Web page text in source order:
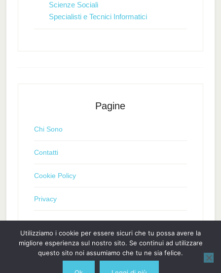
Scienze Sociali
Specialisti e Tecnici Informatici
Pagine
Chi Sono
Contatti
Cookie Policy
Privacy
Utilizziamo i cookie per essere sicuri che tu possa avere la
migliore esperienza sul nostro sito. Se continui ad utilizzare
questo sito noi assumiamo che tu ne sia felice.